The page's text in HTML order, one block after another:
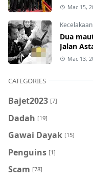
Mac 15,
Dua
Jalan
Mac 13,
CATEGORIES
Bajet2023 [7]
Dadah [19]
Gawai Dayak [15]
Penguins [1]
Scam [78]